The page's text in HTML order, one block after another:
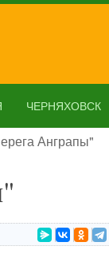
ЧЕРНЯХОВСК
Анграпы"